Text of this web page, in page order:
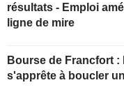
résultats - Emploi
ligne de mire
Bourse de Francfort :
s'apprête à boucler